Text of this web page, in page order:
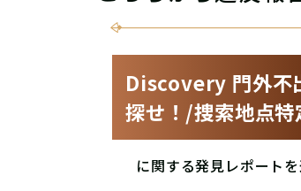
Discovery 門外不
探せ！/捜索地点特
に関する発見レポート